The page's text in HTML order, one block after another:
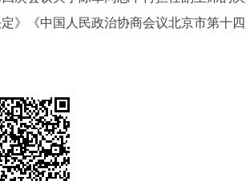
》《中国人民政治协商会议北京市第十